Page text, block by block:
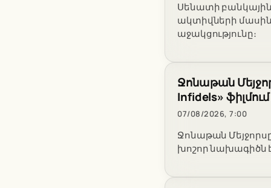
Սենատի
ակտիվների
աջակցությունը։
Ջոնաթան
Infidels» ֆիլմում
07/08/2026, 7:00
Ջոնաթան
խոշոր նախագիծն